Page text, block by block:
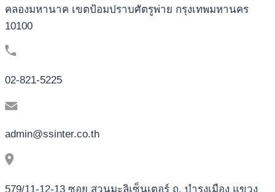
คลองมหานาค เขตป้อมปราบศัตรูพ่าย กรุงเทพมหานคร
10100
02-821-5225
admin@ssinter.co.th
579/11-12-13 ซอย สวนมะลิเซ็นเตอร์ ถ. บำรุงเมือง แขวง